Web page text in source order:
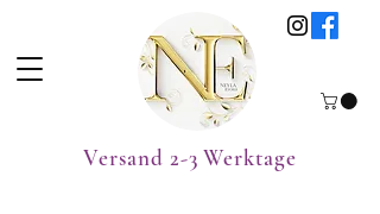
Versand 2-3 Werktage